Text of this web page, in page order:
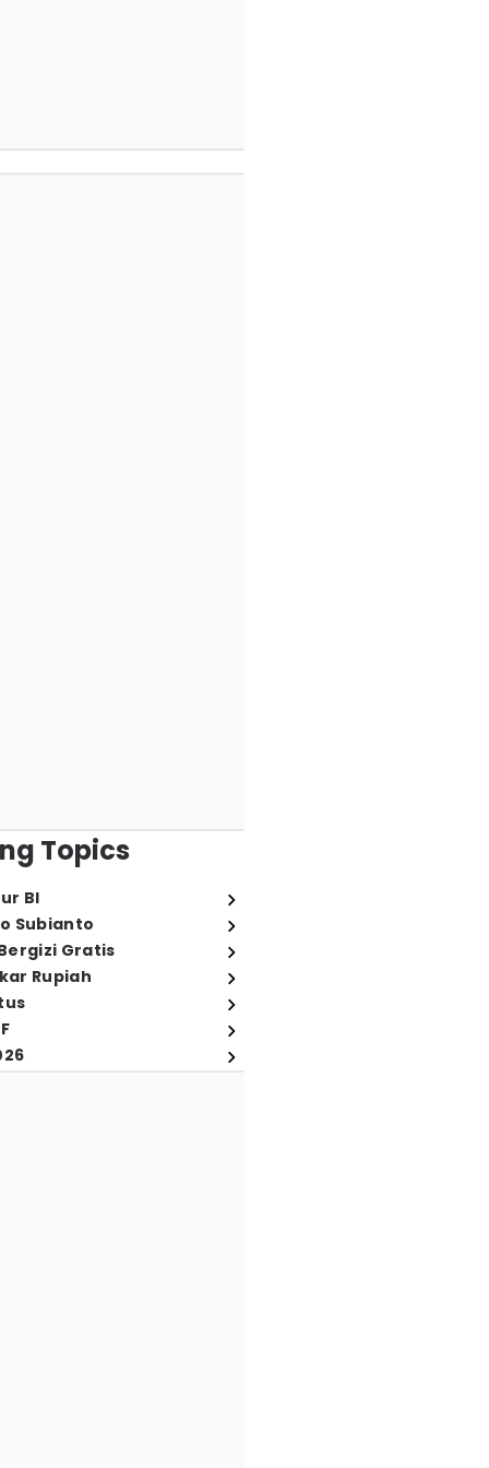
Topics
BI
Subianto
Gratis
Rupiah